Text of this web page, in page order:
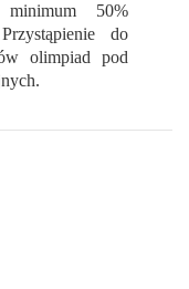
50%
do
olimpiad pod